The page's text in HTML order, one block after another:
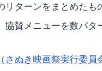
ターンをまとめたも
賛メニューを数パタ
ぬき映画祭実行委員